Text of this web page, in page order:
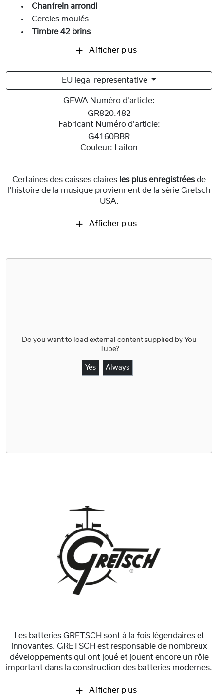
Chanfrein arrondi
Cercles moulés
Timbre 42 brins
Afficher plus
EU legal representative
GEWA Numéro d'article:
GR820.482
Fabricant Numéro d'article:
G4160BBR
Couleur:
Laiton
Certaines des caisses claires les plus enregistréesde
l'histoire de la musique proviennent de la série Gretsch
USA.
Afficher plus
Do you want to load external content supplied by You
Tube?
Yes Always
Les batteries GRETSCH sont à la fois légendaires et
innovantes. GRETSCH est responsable de nombreux
développements qui ont joué et jouent encore un rôle
important dans la construction des batteries modernes.
Afficher plus